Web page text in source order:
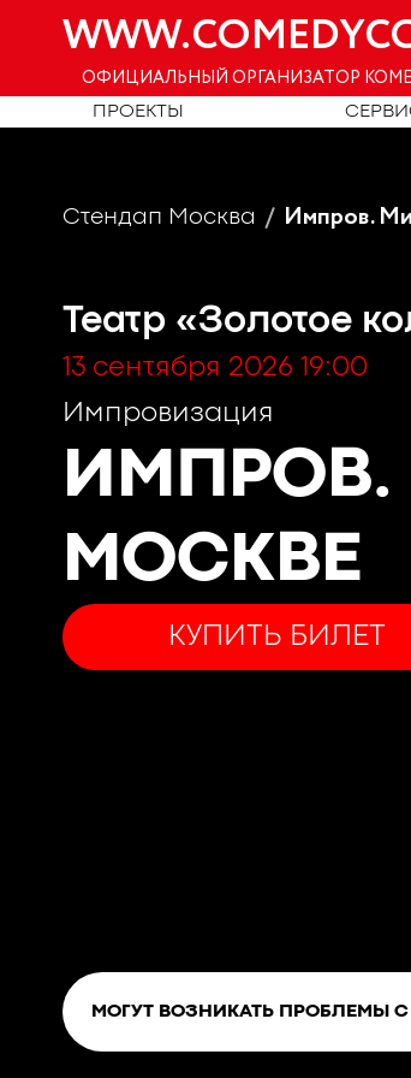
ОФИЦИАЛЬНЫЙ ОРГАНИЗАТОР
ПРОЕКТЫ
Стендап Москва Импров.
Театр «Золотое
13 сентября 2026 19:00
Импровизация
МОСКВЕ
КУПИТЬ БИЛЕТ
МОГУТ ВОЗНИКАТЬ ПРОБЛЕМЫ